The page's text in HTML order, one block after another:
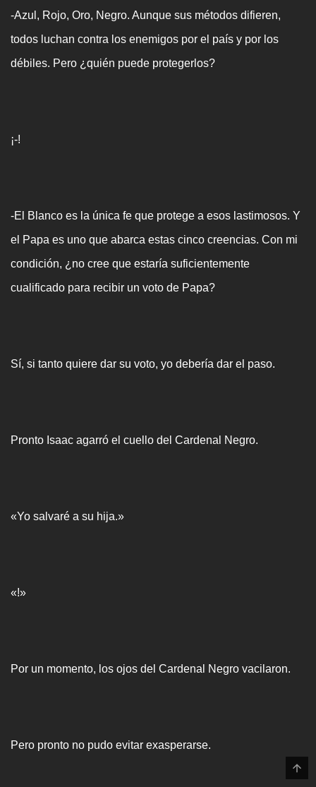
-Azul, Rojo, Oro, Negro. Aunque sus métodos difieren,
todos luchan contra los enemigos por el país y por los
débiles. Pero ¿quién puede protegerlos?
¡-!
-El Blanco es la única fe que protege a esos lastimosos. Y
el Papa es uno que abarca estas cinco creencias. Con mi
condición, ¿no cree que estaría suficientemente
cualificado para recibir un voto de Papa?
Sí, si tanto quiere dar su voto, yo debería dar el paso.
Pronto Isaac agarró el cuello del Cardenal Negro.
«Yo salvaré a su hija.»
«!»
Por un momento, los ojos del Cardenal Negro vacilaron.
Pero pronto no pudo evitar exasperarse.